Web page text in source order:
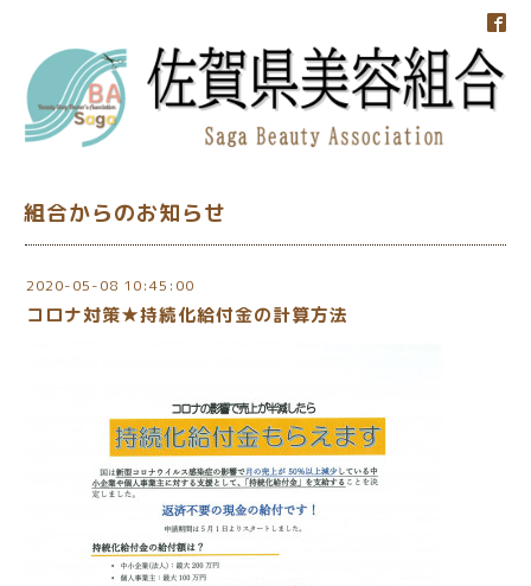
組合からのお知らせ
2020-05-08 10:45:00
コロナ対策★持続化給付金の計算方法